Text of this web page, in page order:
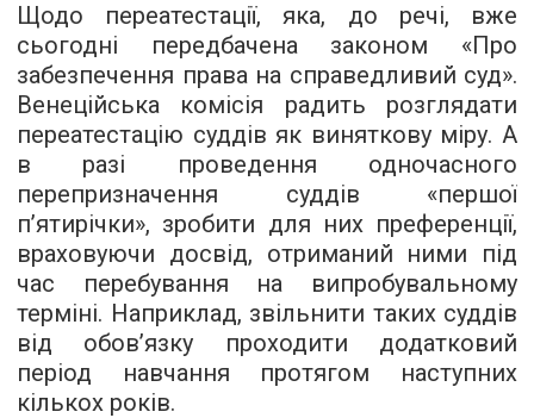
Щодо переатестації, яка, до речі, вже
сьогодні передбачена законом «Про
забезпечення права на справедливий суд».
Венеційська комісія радить розглядати
переатестацію суддів як виняткову міру. А
в разі проведення одночасного
перепризначення суддів «першої
п’ятирічки», зробити для них преференції,
враховуючи досвід, отриманий ними під
час перебування на випробувальному
терміні. Наприклад, звільнити таких суддів
від обов’язку проходити додатковий
період навчання протягом наступних
кількох років.